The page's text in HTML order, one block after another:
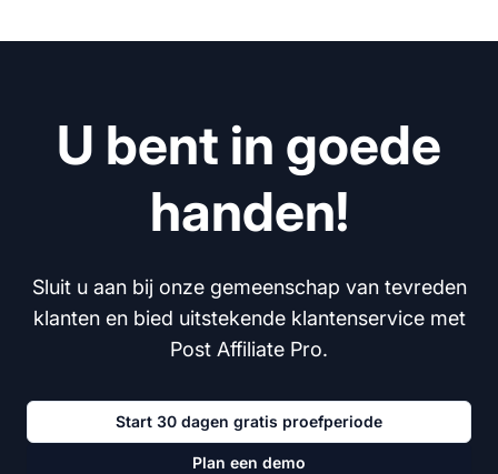
U bent in goede
handen!
Sluit u aan bij onze gemeenschap van tevreden
klanten en bied uitstekende klantenservice met
Post Affiliate Pro.
Start 30 dagen gratis proefperiode
Plan een demo